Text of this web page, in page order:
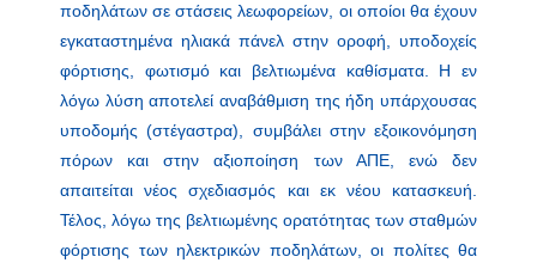
ποδηλάτων σε στάσεις λεωφορείων, οι οποίοι θα έχουν
εγκαταστημένα ηλιακά πάνελ στην οροφή, υποδοχείς
φόρτισης, φωτισμό και βελτιωμένα καθίσματα. Η εν
λόγω λύση αποτελεί αναβάθμιση της ήδη υπάρχουσας
υποδομής (στέγαστρα), συμβάλει στην εξοικονόμηση
πόρων και στην αξιοποίηση των ΑΠΕ, ενώ δεν
απαιτείται νέος σχεδιασμός και εκ νέου κατασκευή.
Τέλος, λόγω της βελτιωμένης ορατότητας των σταθμών
φόρτισης των ηλεκτρικών ποδηλάτων, οι πολίτες θα